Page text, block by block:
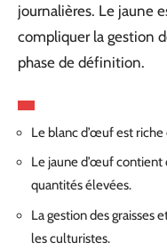
journalières. Le jaune
compliquer la gestion
phase de définition.
Le blanc d’œuf est
Le jaune d’œuf contient
quantités élevées.
La gestion des graisses
les culturistes.